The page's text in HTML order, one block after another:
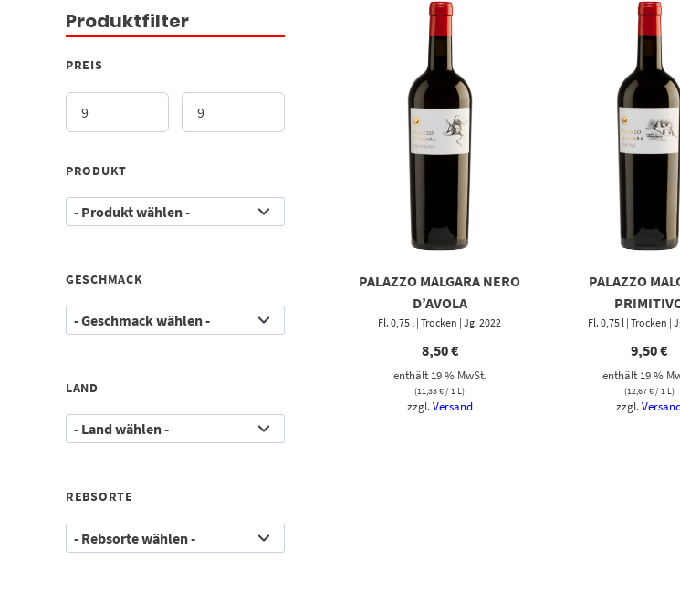
PALAZZO MALGARA NERO
D’AVOLA
Fl. 0,75 l | Trocken | Jg. 2022
8,50€
enthält 19 % MwSt.
(11,33€/ 1 L)
zzgl.Versand
PALAZZO
Fl. 0,75 l | Trocken |
9,50€
enthält 19 %
(12,67€/ 1 L)
zzgl.
Produktfilter
PREIS
PRODUKT
GESCHMACK
LAND
REBSORTE